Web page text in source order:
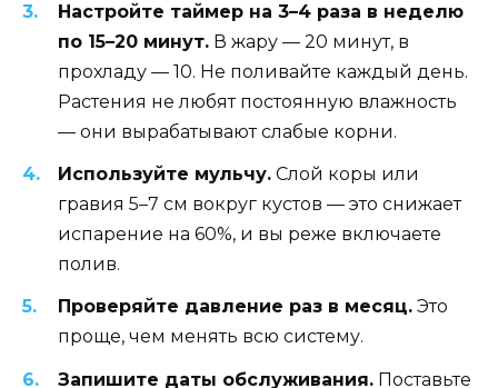
Настройте таймер на 3–4 раза в неделю
по 15–20 минут. В жару — 20 минут, в
прохладу — 10. Не поливайте каждый день.
Растения не любят постоянную влажность
— они вырабатывают слабые корни.
Используйте мульчу. Слой коры или
гравия 5–7 см вокруг кустов — это снижает
испарение на 60%, и вы реже включаете
полив.
Проверяйте давление раз в месяц. Это
проще, чем менять всю систему.
Запишите даты обслуживания. Поставьте